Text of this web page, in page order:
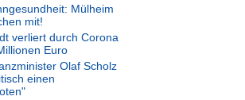
Mülheim
mit!
verliert durch Corona
Euro
Olaf Scholz
einen